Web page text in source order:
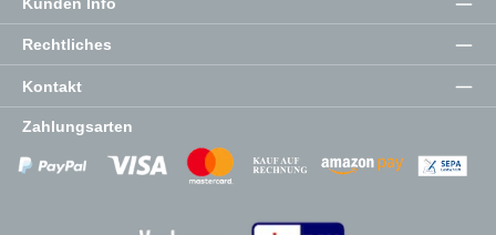
Rechtliches
Kontakt
Zahlungsarten
Zahlungsanbieter Zahlungsanbieter